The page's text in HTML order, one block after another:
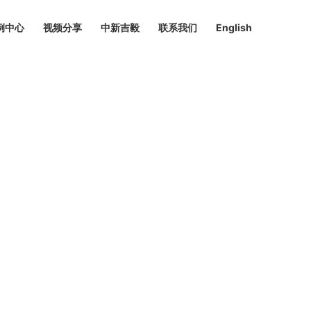
中心 视频分享 中新吉毅 联系我们 English